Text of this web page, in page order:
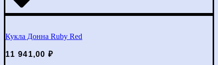
Кукла Донна Ruby Red
11 941,00₽